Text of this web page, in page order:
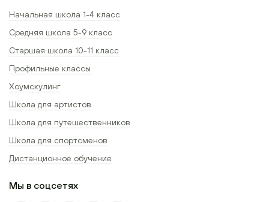
Начальная школа 1-4 класс
Средняя школа 5-9 класс
Старшая школа 10-11 класс
Профильные классы
Хоумскулинг
Школа для артистов
Школа для путешественников
Школа для спортсменов
Дистанционное обучение
Мы в соцсетях